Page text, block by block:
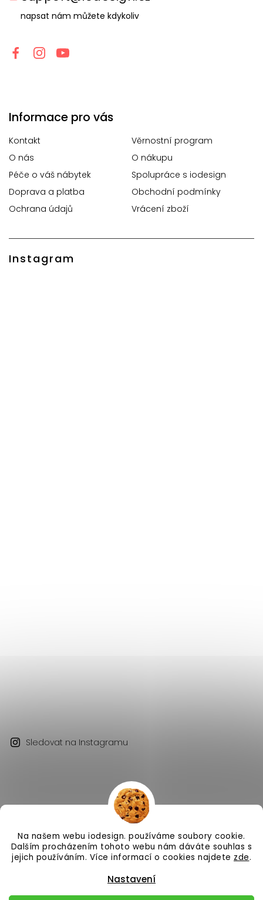
Na našem webu iodesign. používáme soubory cookie.
Dalším procházením tohoto webu nám dáváte souhlas s
jejich používáním. Více informací o cookies najdete zde.
Nastavení
napsat nám můžete kdykoliv
Informace pro vás
Kontakt
Věrnostní program
O nás
O nákupu
Péče o váš nábytek
Spolupráce s iodesign
Doprava a platba
Obchodní podmínky
Ochrana údajů
Vrácení zboží
Instagram
Sledovat na Instagramu
Copyright 2026 iodesign. . Všechna práva vyhrazena.
Vytvořil Shoptet| DesignShoptak.cz